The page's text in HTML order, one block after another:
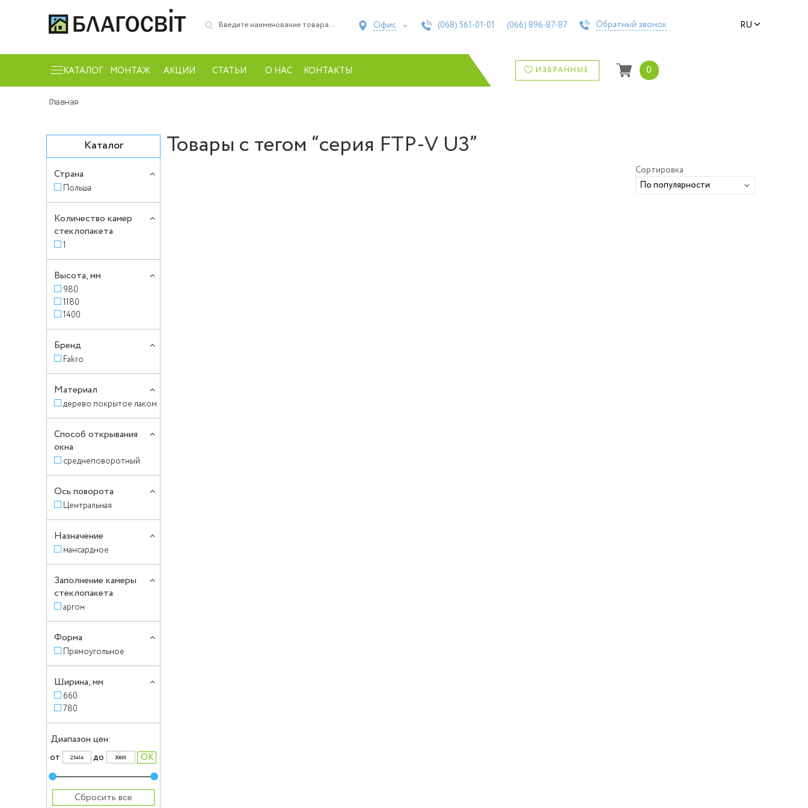
Офис (068) 561-01-01 (066) 896-87-87 Обратный звонок RU
КАТАЛОГ МОНТАЖ АКЦИИ СТАТЬИ О НАС КОНТАКТЫ ИЗБРАННЫЕ 0
Главная
Каталог
Страна
Польша
Количество камер
стеклопакета
1
Высота, мм
980
1180
1400
Бренд
Fakro
Материал
дерево покрытое лаком
Способ открывания
окна
среднеповоротный
Ось поворота
Центральная
Назначение
мансардное
Заполнение камеры
стеклопакета
аргон
Форма
Прямоугольное
Ширина, мм
660
780
Диапазон цен:
от до
Сбросить все
Товары с тегом “серия FTP-V U3”
Сортировка